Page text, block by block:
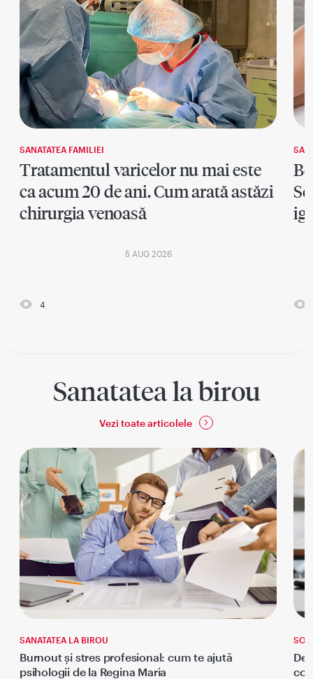
SANATATEA FAMILIEI
Tratamentul varicelor nu mai este
ca acum 20 de ani. Cum arată astăzi
chirurgia venoasă
5 AUG 2026
4
Sanatatea la birou
Vezi toate articolele
SANATATEA LA BIROU
Burnout și stres profesional: cum te ajută
psihologii de la Regina Maria